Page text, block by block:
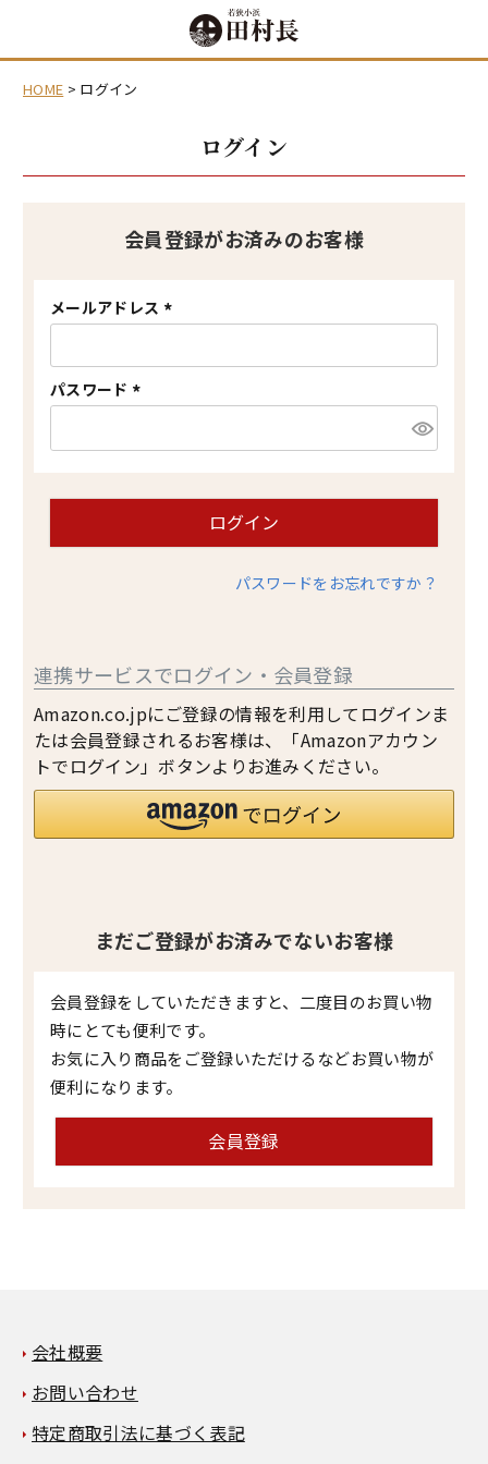
HOME ログイン
ログイン
会員登録がお済みのお客様
メールアドレス
(
須
パスワード
(
須
ログイン
パスワードをお忘れですか？
連携サービスでログイン・会員登録
Amazon.co.jpにご登録の情報を利用してログインま
たは会員登録されるお客様は、「Amazonアカウン
トでログイン」ボタンよりお進みください。
まだご登録がお済みでないお客様
会員登録をしていただきますと、二度目のお買い物
時にとても便利です。
お気に入り商品をご登録いただけるなどお買い物が
便利になります。
会員登録
会社概要
お問い合わせ
特定商取引法に基づく表記